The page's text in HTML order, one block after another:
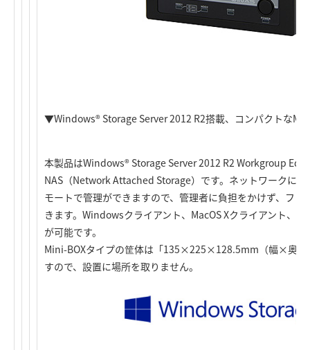
▼Windows® Storage Server 2012 R2搭載、コンパクトな
本製品はWindows® Storage Server 2012 R2 Workgroup
NAS（Network Attached Storage）です。ネットワークに
モートで管理ができますので、管理者に負担をかけず、フ
きます。Windowsクライアント、MacOS Xクライアント、
が可能です。
Mini-BOXタイプの筐体は「135×225×128.5mm（幅×奥
すので、設置に場所を取りません。